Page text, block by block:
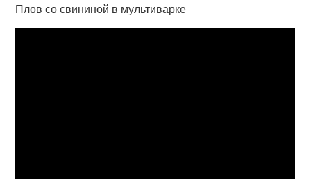
Плов со свининой в мультиварке